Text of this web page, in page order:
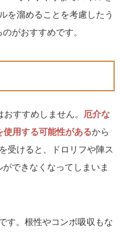
を溜めることを考慮したう
がおすすめです。
すすめしません。 厄介な
使用する可能性があるから
受けると、ドロリフや陣ス
できなくなってしまいま
す。根性やコンボ吸収もな